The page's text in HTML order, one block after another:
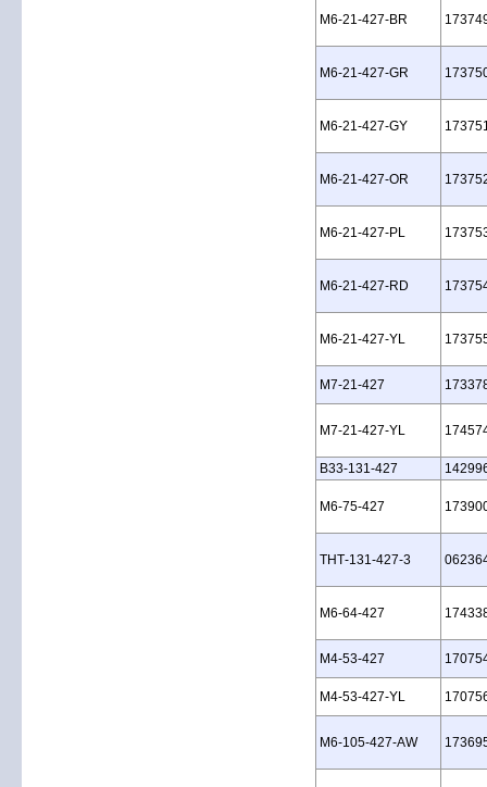
M6‑21‑427‑BR
M6‑21‑427‑GR
M6‑21‑427‑GY
M6‑21‑427‑OR
M6‑21‑427‑PL
M6‑21‑427‑RD
M6‑21‑427‑YL
M7‑21‑427
M7‑21‑427‑YL
B33‑131‑427
M6‑75‑427
THT‑131‑427‑3
M6‑64‑427
M4‑53‑427
M4‑53‑427‑YL
M6‑105‑427‑AW